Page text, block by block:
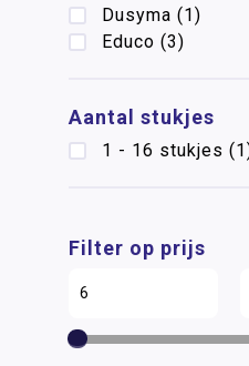
Dusyma (1)
Educo (3)
Aantal stukjes
1 - 16 stukjes
Filter op prijs